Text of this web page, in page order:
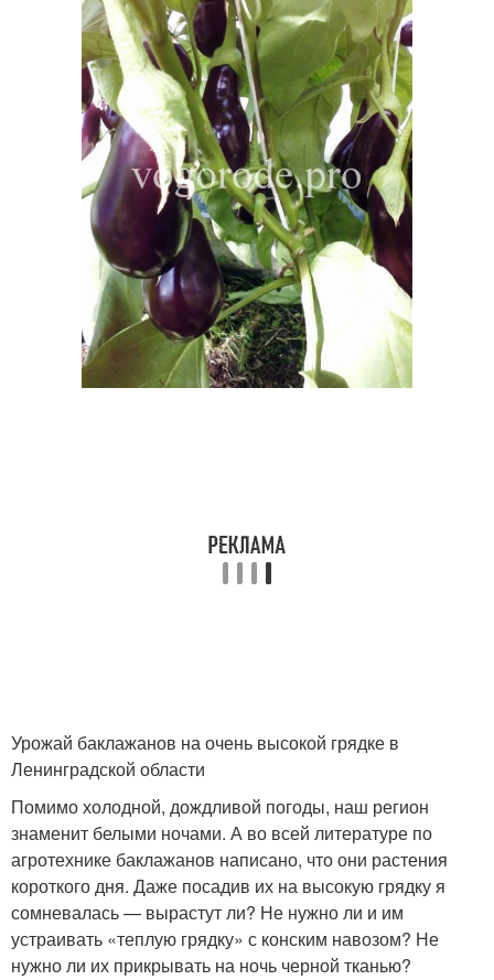
Урожай баклажанов на очень высокой грядке в
Ленинградской области
Помимо холодной, дождливой погоды, наш регион
знаменит белыми ночами. А во всей литературе по
агротехнике баклажанов написано, что они растения
короткого дня. Даже посадив их на высокую грядку я
сомневалась — вырастут ли? Не нужно ли и им
устраивать «теплую грядку» с конским навозом? Не
нужно ли их прикрывать на ночь черной тканью?